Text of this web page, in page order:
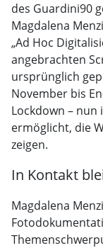
des Guardini90
Magdalena
„Ad Hoc
angebrachten
ursprünglich
November bis
Lockdown – nun
ermöglicht, die
zeigen.
In Kontakt
Magdalena